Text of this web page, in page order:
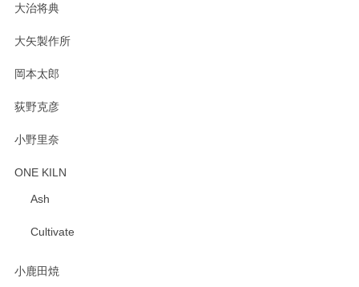
大治将典
大矢製作所
岡本太郎
荻野克彦
小野里奈
ONE KILN
Ash
Cultivate
小鹿田焼